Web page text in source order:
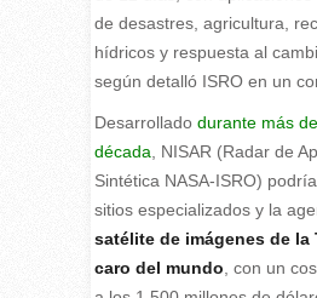
de desastres, agricultura,
hídricos y respuesta al
según detalló ISRO en un
Desarrollado durante más
década, NISAR (Radar de
Sintética NASA-ISRO)
sitios especializados y la
satélite de imágenes de la
caro del mundo, con un